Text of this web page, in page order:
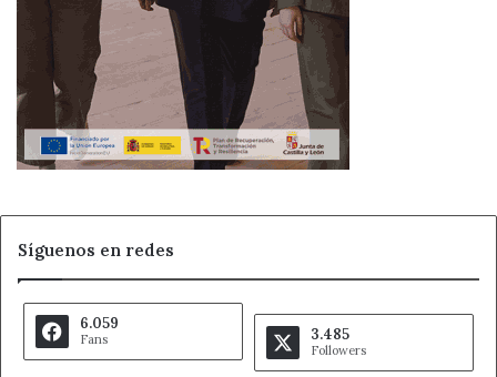
Síguenos en redes
6.059
Fans 3.485
Followers